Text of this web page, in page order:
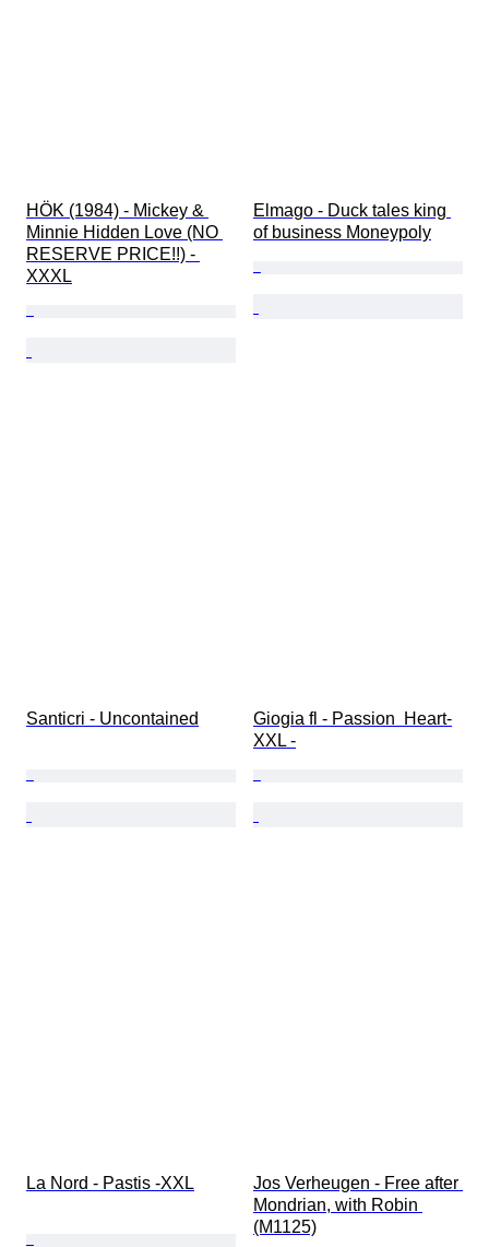
HÖK (1984) - Mickey &
Minnie Hidden Love (NO
RESERVE PRICE!!) -
XXXL
Elmago - Duck tales king
of business Moneypoly
Santicri - Uncontained
Giogia fl - Passion  Heart-
XXL -
La Nord - Pastis -XXL
Jos Verheugen - Free after
Mondrian, with Robin
(M1125)